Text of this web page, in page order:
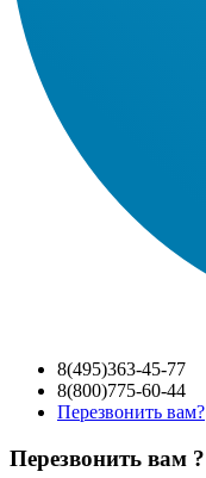
8(495)363-45-77
8(800)775-60-44
Перезвонить вам?
Перезвонить вам ?